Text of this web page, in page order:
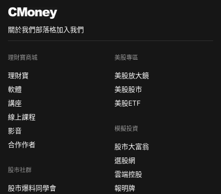
關於我們部落格加入我們
理財寶商城
理財寶
軟體
講座
線上課程
影音
合作作者
股市社群
股市爆料同學會
美股專區
美股放大鏡
美股股市
美股ETF
模擬投資
股市大富翁
選股網
雲端控股
報明牌